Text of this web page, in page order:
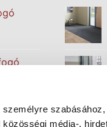
média-,